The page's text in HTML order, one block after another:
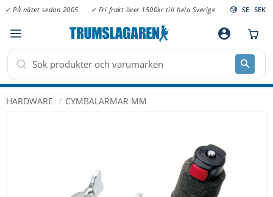
Meny
✓ På nätet sedan 2005 ✓ Fri frakt över 1500kr till hela Sverige SE SEK
account_circle
HARDWARE CYMBALARMAR MM